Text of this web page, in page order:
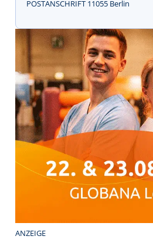
POSTANSCHRIFT 11055 Berlin
ANZEIGE